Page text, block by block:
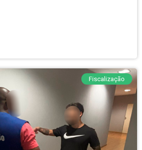
Fiscalização